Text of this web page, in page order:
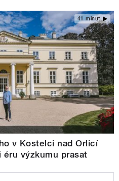
41 minut
v Kostelci nad Orlicí
éru výzkumu prasat